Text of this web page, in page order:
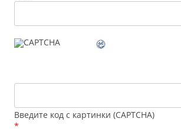
Введите код с картинки (CAPTCHA)
*